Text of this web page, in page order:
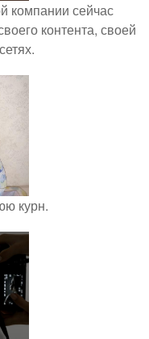
компании сейчас
контента, своей
курн.